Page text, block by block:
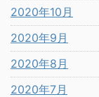
2020年10月
2020年9月
2020年8月
2020年7月